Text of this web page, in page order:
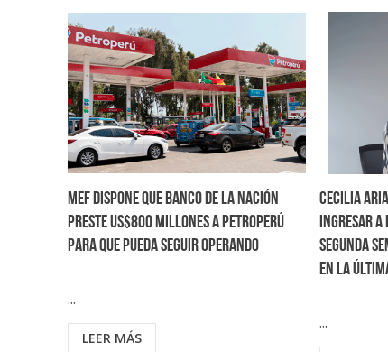
MEF dispone que Banco de la Nación
preste US$800 millones a Petroperú
para que pueda seguir operando
...
LEER MÁS
Cecilia
ingresar a
segunda
en la
...